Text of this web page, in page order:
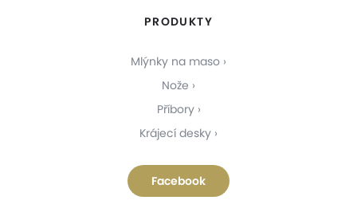
PRODUKTY
Mlýnky na maso
Nože
Příbory
Krájecí desky
Facebook